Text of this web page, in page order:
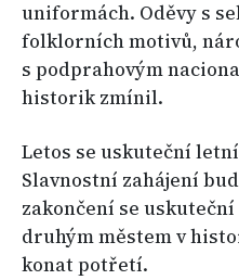
uniformách. Oděvy s
folklorních motivů,
s podprahovým
historik zmínil.
Letos se uskuteční
Slavnostní zahájení
zakončení se
druhým městem v
konat potřetí.